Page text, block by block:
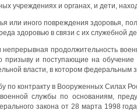
учреждениях и органах, и дети,
или иного повреждения здоровья,
здоровью в связи с их служебной
продолжительность
и поступающие на
власти, в котором федеральным
контракту в Вооруженных Силах
службы по основаниям,
закона от 28 марта 1998